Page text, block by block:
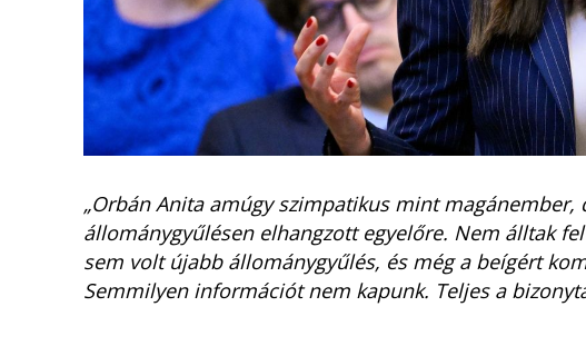
„Orbán Anita amúgy szimpatikus mint
állománygyűlésen elhangzott egyelőre. Nem álltak
sem volt újabb állománygyűlés, és még a beígért
Semmilyen információt nem kapunk. Teljes a